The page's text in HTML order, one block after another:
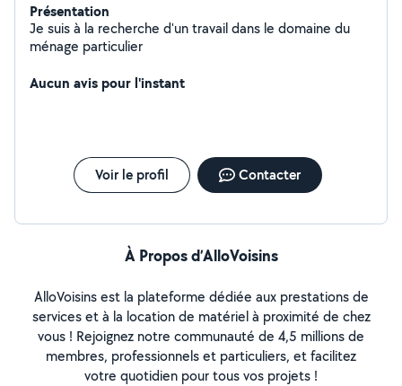
Présentation
Je suis à la recherche d'un travail dans le domaine du
ménage particulier
Aucun avis pour l'instant
Voir le profil Contacter
À Propos d’AlloVoisins
AlloVoisins est la plateforme dédiée aux prestations de
services et à la location de matériel à proximité de chez
vous ! Rejoignez notre communauté de 4,5 millions de
membres, professionnels et particuliers, et facilitez
votre quotidien pour tous vos projets !